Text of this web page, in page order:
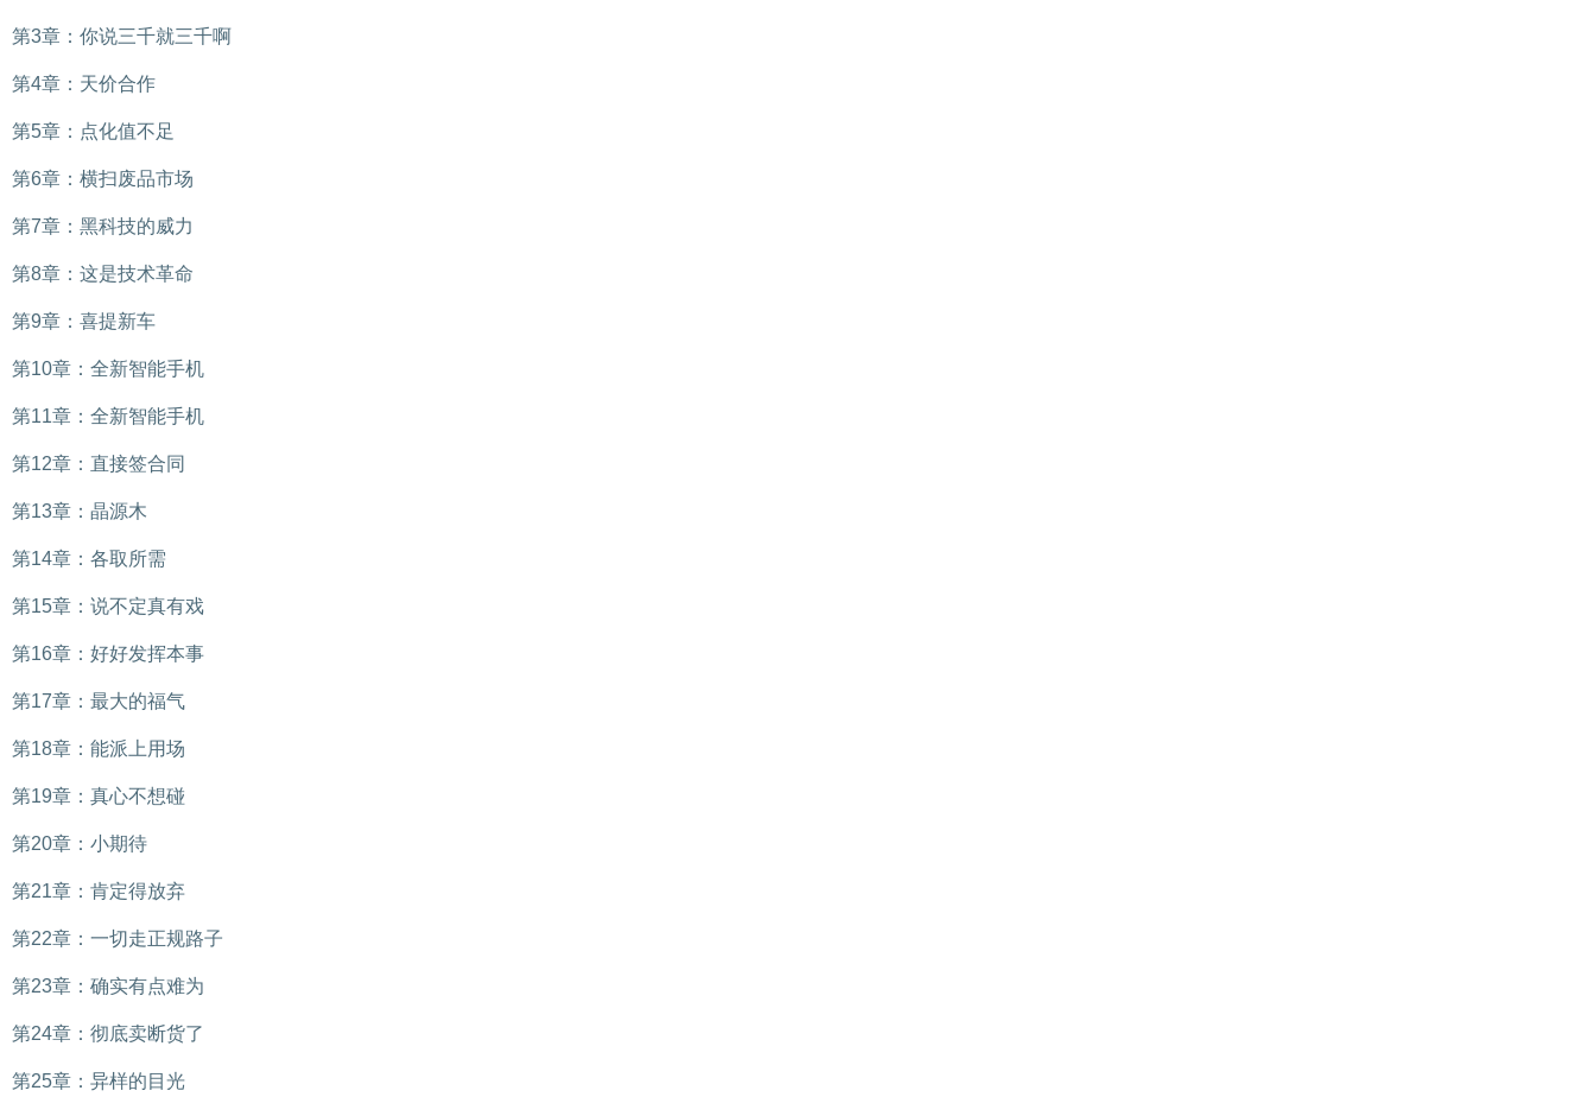
第3章：你说三千就三千啊
第4章：天价合作
第5章：点化值不足
第6章：横扫废品市场
第7章：黑科技的威力
第8章：这是技术革命
第9章：喜提新车
第10章：全新智能手机
第11章：全新智能手机
第12章：直接签合同
第13章：晶源木
第14章：各取所需
第15章：说不定真有戏
第16章：好好发挥本事
第17章：最大的福气
第18章：能派上用场
第19章：真心不想碰
第20章：小期待
第21章：肯定得放弃
第22章：一切走正规路子
第23章：确实有点难为
第24章：彻底卖断货了
第25章：异样的目光